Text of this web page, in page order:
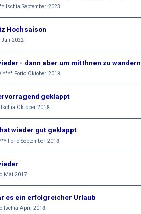
Ischia September 2023
Hochsaison
Juli 2022
- dann aber um mit Ihnen zu wandern
**** Forio Oktober 2018
geklappt
Ischia Oktober 2018
wieder gut geklappt
Forio September 2018
Mai 2017
es ein erfolgreicher Urlaub
Ischia April 2018